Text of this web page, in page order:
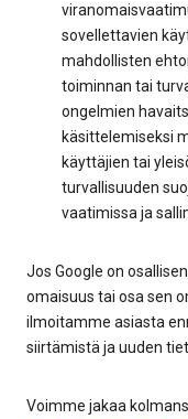
sovellettavien
mahdollisten
toiminnan tai
ongelmien
käsittelemiseksi
käyttäjien tai
turvallisuuden
vaatimissa ja
Jos Google on
omaisuus tai osa sen
ilmoitamme asiasta
siirtämistä ja uuden
Voimme jakaa